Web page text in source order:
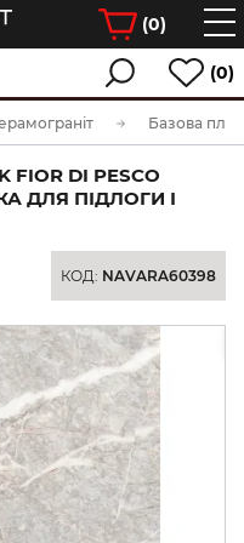
(0)
(0)
Базова
FIOR DI PESCO
ДЛЯ ПІДЛОГИ І
КОД: NAVARA60398